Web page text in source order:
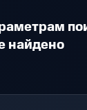
найдено